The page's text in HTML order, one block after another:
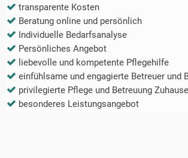
transparente Kosten
Beratung online und persönlich
Individuelle Bedarfsanalyse
Persönliches Angebot
liebevolle und kompetente Pflegehilfe
einfühlsame und engagierte Betreuer und
privilegierte Pflege und Betreuung Zuhause
besonderes Leistungsangebot